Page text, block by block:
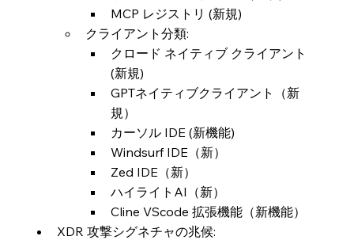
MCP レジストリ (新規)
クライアント分類:
クロード ネイティブ クライアント
(新規)
GPTネイティブクライアント（新
規）
カーソル IDE (新機能)
Windsurf IDE（新）
Zed IDE（新）
ハイライトAI（新）
Cline VScode 拡張機能（新機能）
XDR 攻撃シグネチャの兆候: